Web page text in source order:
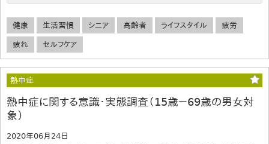
健康 生活習慣 シニア 高齢者 ライフスタイル 疲労
疲れ セルフケア
熱中症
熱中症に関する意識・実態調査（15歳－69歳の男女対
象）
2020年06月24日